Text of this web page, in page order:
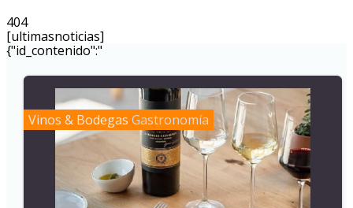
404
[ultimasnoticias]
{"id_contenido":"
Vinos & Bodegas Gastronomía